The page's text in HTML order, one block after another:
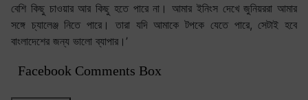
বেশি কিছু চাওয়ার আর কিছু হতে পারে না। আমার ইনিংস দেখে জুনিয়ররা আমার
সঙ্গে চ্যালেঞ্জ নিতে পারে। তারা যদি আমাকে টপকে যেতে পারে, সেটাই হবে
বাংলাদেশের জন্য ভালো ব্যাপার।’
Facebook Comments Box